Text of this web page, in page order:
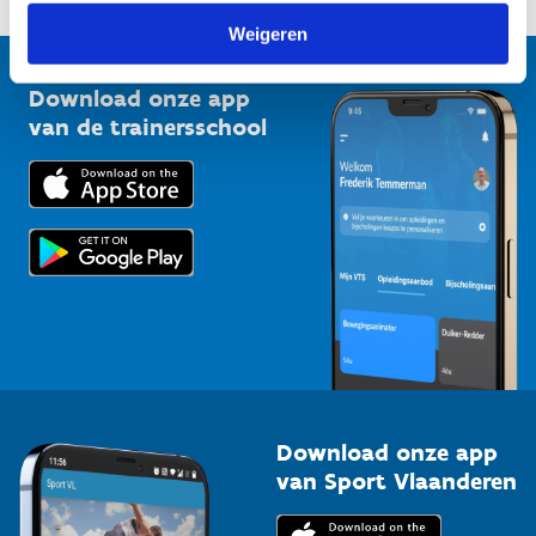
Weigeren
1210 Brussel
Sportclubs
Bedrijven
Trainers en begeleiders
Topsporters
Vlaamse Trainersschool
Kennisplatform
Downloads
Voor de pers
Download onze app
van de trainersschool
Download onze app
van Sport Vlaanderen